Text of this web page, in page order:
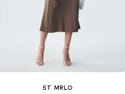
ST MRLO